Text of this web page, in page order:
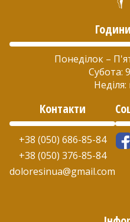
Понеділок –
Субота:
Контакти
+38 (050) 686-85-84
+38 (050) 376-85-84
doloresinua@gmail.com